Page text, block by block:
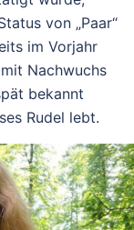
von „Paar“
im Vorjahr
Nachwuchs
bekannt
Rudel lebt.